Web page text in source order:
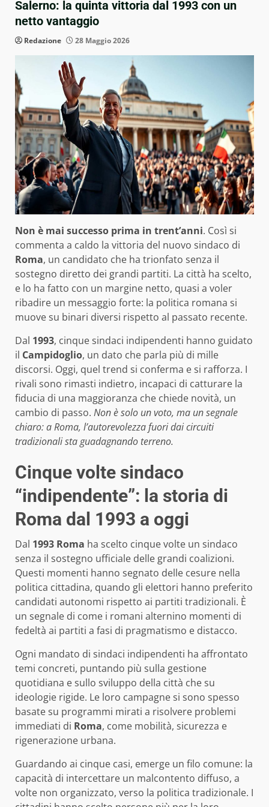
Salerno: la quinta vittoria dal 1993 con un
netto vantaggio
Redazione 28 Maggio 2026
Non è mai successo prima in trent’anni. Così si
commenta a caldo la vittoria del nuovo sindaco di
Roma, un candidato che ha trionfato senza il
sostegno diretto dei grandi partiti. La città ha scelto,
e lo ha fatto con un margine netto, quasi a voler
ribadire un messaggio forte: la politica romana si
muove su binari diversi rispetto al passato recente.
Dal 1993, cinque sindaci indipendenti hanno guidato
il Campidoglio, un dato che parla più di mille
discorsi. Oggi, quel trend si conferma e si rafforza. I
rivali sono rimasti indietro, incapaci di catturare la
fiducia di una maggioranza che chiede novità, un
cambio di passo. Non è solo un voto, ma un segnale
chiaro: a Roma, l’autorevolezza fuori dai circuiti
tradizionali sta guadagnando terreno.
Cinque volte sindaco
“indipendente”: la storia di
Roma dal 1993 a oggi
Dal 1993 Roma ha scelto cinque volte un sindaco
senza il sostegno ufficiale delle grandi coalizioni.
Questi momenti hanno segnato delle cesure nella
politica cittadina, quando gli elettori hanno preferito
candidati autonomi rispetto ai partiti tradizionali. È
un segnale di come i romani alternino momenti di
fedeltà ai partiti a fasi di pragmatismo e distacco.
Ogni mandato di sindaci indipendenti ha affrontato
temi concreti, puntando più sulla gestione
quotidiana e sullo sviluppo della città che su
ideologie rigide. Le loro campagne si sono spesso
basate su programmi mirati a risolvere problemi
immediati di Roma, come mobilità, sicurezza e
rigenerazione urbana.
Guardando ai cinque casi, emerge un filo comune: la
capacità di intercettare un malcontento diffuso, a
volte non organizzato, verso la politica tradizionale. I